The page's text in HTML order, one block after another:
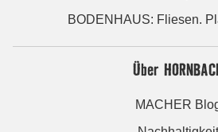
BODENHAUS: Fliesen.
Über
MACHER